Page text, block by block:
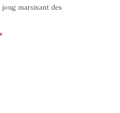
marxisant des